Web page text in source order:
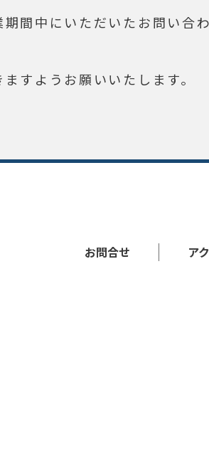
間中にいただいたお問い合
すようお願いいたします。
お問合せ ア